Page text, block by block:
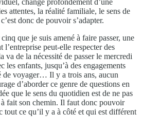
attentes, la réalité familiale, le sens de
donc de pouvoir s’adapter.
que je suis amené à faire passer, une
peut-elle respecter des
va de la nécessité de passer le mercredi
les enfants, jusqu’à des engagements
de voyager… Il y a trois ans, aucun
d’aborder ce genre de questions en
que le sens du quotidien est de ne pas
fait son chemin. Il faut donc pouvoir
tout ce qu’il y a à côté et qui est différent